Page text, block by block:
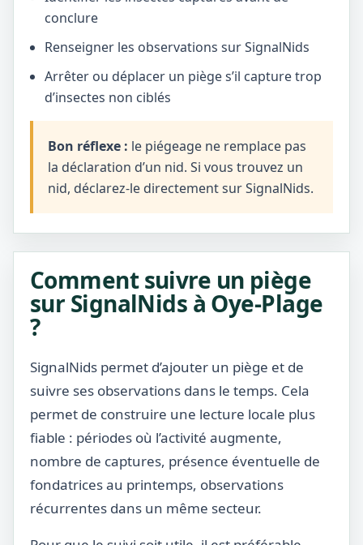
conclure
Renseigner les observations sur SignalNids
Arrêter ou déplacer un piège s’il capture trop
d’insectes non ciblés
Bon réflexe : le piégeage ne remplace pas
la déclaration d’un nid. Si vous trouvez un
nid, déclarez-le directement sur SignalNids.
Comment suivre un piège
sur SignalNids à Oye-Plage
?
SignalNids permet d’ajouter un piège et de
suivre ses observations dans le temps. Cela
permet de construire une lecture locale plus
fiable : périodes où l’activité augmente,
nombre de captures, présence éventuelle de
fondatrices au printemps, observations
récurrentes dans un même secteur.